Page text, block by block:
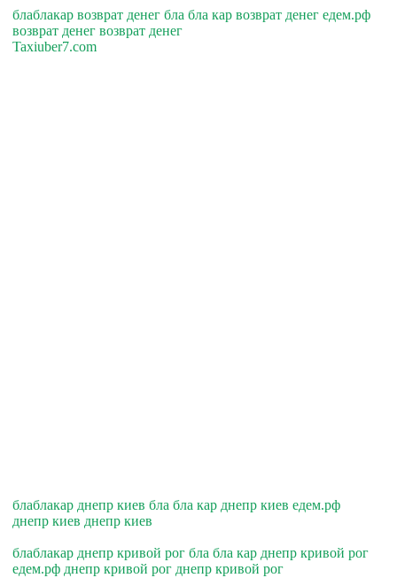
блаблакар возврат денег бла бла кар возврат денег едем.рф
возврат денег возврат денег
Taxiuber7.com
блаблакар днепр киев бла бла кар днепр киев едем.рф
днепр киев днепр киев
блаблакар днепр кривой рог бла бла кар днепр кривой рог
едем.рф днепр кривой рог днепр кривой рог